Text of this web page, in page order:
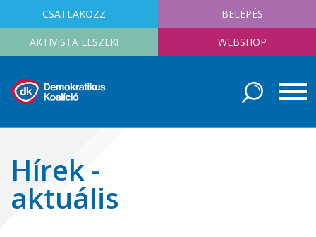
CSATLAKOZZ BELÉPÉS
AKTIVISTA LESZEK! WEBSHOP
Hírek -
aktuális